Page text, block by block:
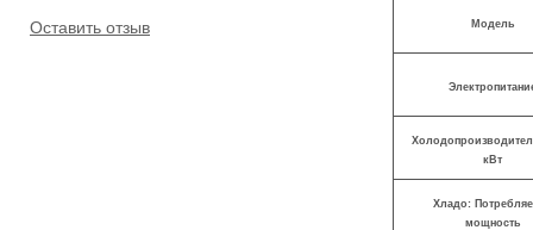
Модель
кВт
Хладо:
мощность
Оставить отзыв